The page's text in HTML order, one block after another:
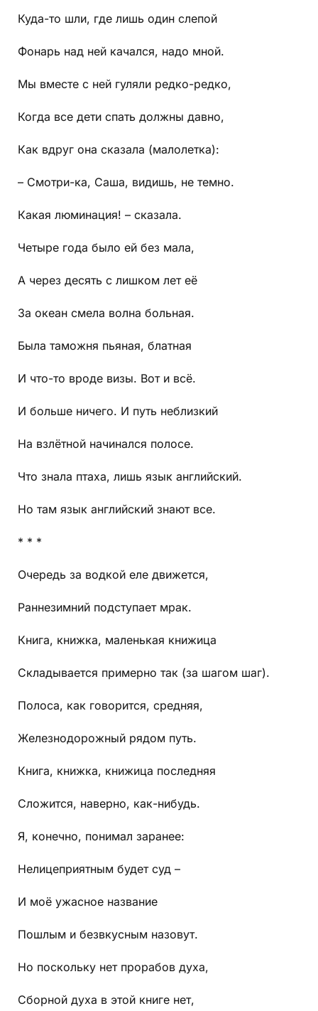
Куда-то шли, где лишь один слепой
Фонарь над ней качался, надо мной.
Мы вместе с ней гуляли редко-редко,
Когда все дети спать должны давно,
Как вдруг она сказала (малолетка):
– Смотри-ка, Саша, видишь, не темно.
Какая люминация! – сказала.
Четыре года было ей без мала,
А через десять с лишком лет её
За океан смела волна больная.
Была таможня пьяная, блатная
И что-то вроде визы. Вот и всё.
И больше ничего. И путь неблизкий
На взлётной начинался полосе.
Что знала птаха, лишь язык английский.
Но там язык английский знают все.
* * *
Очередь за водкой еле движется,
Раннезимний подступает мрак.
Книга, книжка, маленькая книжица
Складывается примерно так (за шагом шаг).
Полоса, как говорится, средняя,
Железнодорожный рядом путь.
Книга, книжка, книжица последняя
Сложится, наверно, как-нибудь.
Я, конечно, понимал заранее:
Нелицеприятным будет суд –
И моё ужасное название
Пошлым и безвкусным назовут.
Но поскольку нет прорабов духа,
Сборной духа в этой книге нет,